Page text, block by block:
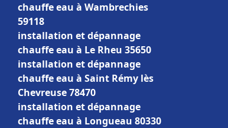
chauffe eau à Wambrechies
59118
installation et dépannage
chauffe eau à Le Rheu 35650
installation et dépannage
chauffe eau à Saint Rémy lès
Chevreuse 78470
installation et dépannage
chauffe eau à Longueau 80330